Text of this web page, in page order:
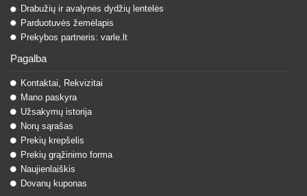
Drabužių ir avalynės dydžių lentelės
Parduotuvės žemėlapis
Prekybos partneris: varle.lt
Pagalba
Kontaktai, Rekvizitai
Mano paskyra
Užsakymų istorija
Norų sąrašas
Prekių krepšelis
Prekių grąžinimo forma
Naujienlaiškis
Dovanų kuponas